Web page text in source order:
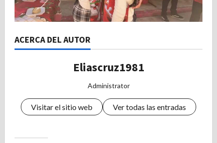
ACERCA DEL AUTOR
Eliascruz1981
Administrator
Visitar el sitio web Ver todas las entradas